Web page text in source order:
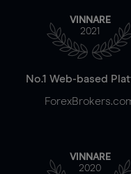
VINNARE
2021
No.1 Web-based
VINNARE
2020